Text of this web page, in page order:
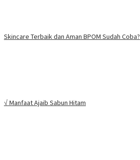
Skincare Terbaik dan Aman BPOM Sudah Coba?
√ Manfaat Ajaib Sabun Hitam